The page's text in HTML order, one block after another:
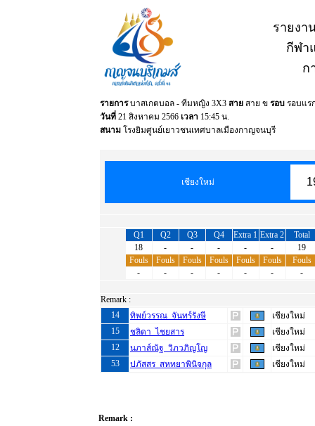
รายงา
กีฬา
ก
รายการบาสเกตบอล - ทีมหญิง 3X3 สาย สาย ข รอบ รอบแร
วันที่ 21 สิงหาคม 2566 เวลา 15:45 น.
สนาม โรงยิมศูนย์เยาวชนเทศบาลเมืองกาญจนบุรี
เชียงใหม่
Q1 Q2 Q3 Q4 Extra 1 Extra 2
Total
18
- - - - -
19
Fouls
Fouls Fouls Fouls Fouls Fouls
Fouls
-
- - - - - -
Remark :
14
ทิพย์วรรณ จันทร์รังษี
เชียงใหม่
15
ชลิดา ไชยสาร
เชียงใหม่
12
นภาส์ณัฐ วิภวภิญโญ
เชียงใหม่
53
ปภัสสร สหทยาพินิจกุล เชียงใหม่
Remark :